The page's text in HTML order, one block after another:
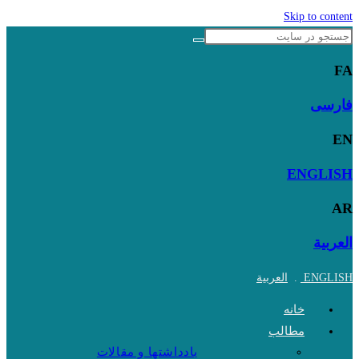
Skip to content
FA
فارسی
EN
ENGLISH
AR
العربية
ENGLISH
. العربية
خانه
مطالب
یادداشتها و مقالات